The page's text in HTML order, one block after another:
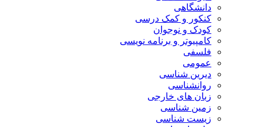
دانشگاهی
کنکور و کمک‌ درسی
کودک و نوجوان
کامپیوتر و برنامه نویسی
فلسفی
عمومی
دیرین شناسی
روانشناسی
زبان های خارجی
زمین شناسی
زیست شناسی